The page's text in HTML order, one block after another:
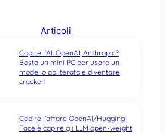
Articoli
Capire l’AI: OpenAI, Anthropic?
Basta un mini PC per usare un
modello abliterato e diventare
cracker!
Capire l’affare OpenAI/Hugging
Face è capire gli LLM open-weight,